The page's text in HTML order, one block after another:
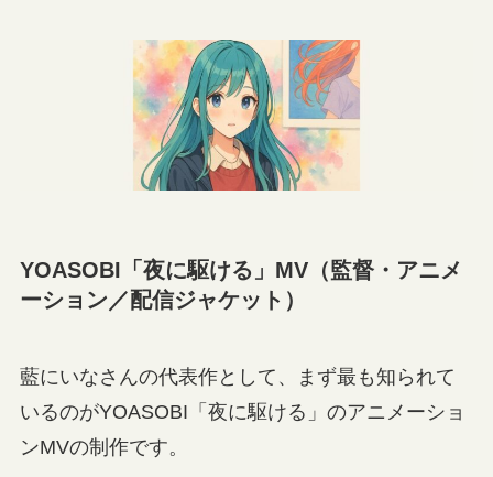
YOASOBI「夜に駆ける」MV（監督・アニメ
ーション／配信ジャケット）
藍にいなさんの代表作として、まず最も知られて
いるのがYOASOBI「夜に駆ける」のアニメーショ
ンMVの制作です。